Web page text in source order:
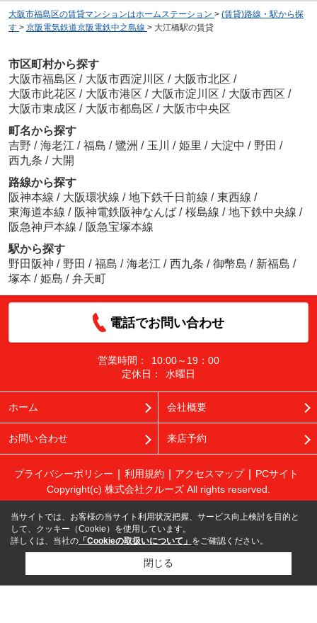
大阪市福島区の賃貸マンションはホームステーション > (賃貸)路線・駅から探
す > 京阪電気鉄道京阪電鉄中之島線 > 大江橋駅の賃貸
市区町村から探す
大阪市福島区 / 大阪市西淀川区 / 大阪市北区 /
大阪市此花区 / 大阪市港区 / 大阪市淀川区 / 大阪市西区 /
大阪市東成区 / 大阪市都島区 / 大阪市中央区
町名から探す
吉野 / 海老江 / 福島 / 鷺洲 / 玉川 / 姫里 / 大淀中 / 野田 /
西九条 / 大開
路線から探す
阪神本線 / 大阪環状線 / 地下鉄千日前線 / 東西線 /
東海道本線 / 阪神電鉄阪神なんば / 桜島線 / 地下鉄中央線 /
阪急神戸本線 / 阪急宝塚本線
駅から探す
野田阪神 / 野田 / 福島 / 海老江 / 西九条 / 御幣島 / 新福島 /
塚本 / 姫島 / 弁天町
電話でお問い合わせ
営業時間：
10:00～19：00
定休日：
水曜日
ホーム 会社概要
お問い合わせ 来店予約
プライバシーポリシー 利用規約 アクセスマップ
PCサイト
Copyright(c) 株式会社クルーズ All rights reserved.
当サイトでは、お客様の当サイト利用状況把握、サービス向上検討を目的と
して、クッキー（Cookie）を使用しています。
詳しくは、当社の 「Cookieの取扱いについて」 をご確認ください。
閉じる